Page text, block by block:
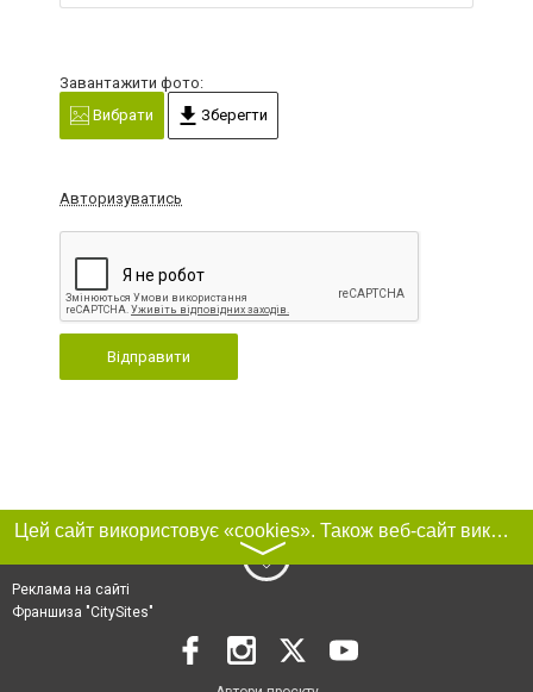
Завантажити фото:
Вибрати
Зберегти
Авторизуватись
Відправити
Цей сайт використовує «cookies». Також веб-сайт використовує інтернет-сервіс для збору технічних даних стосовно відвідувачів з метою отримання маркетингової та статистичної інформації. Умови обробки даних відвідувачів сайту див.
〉
Реклама на сайті
Франшиза "CitySites"